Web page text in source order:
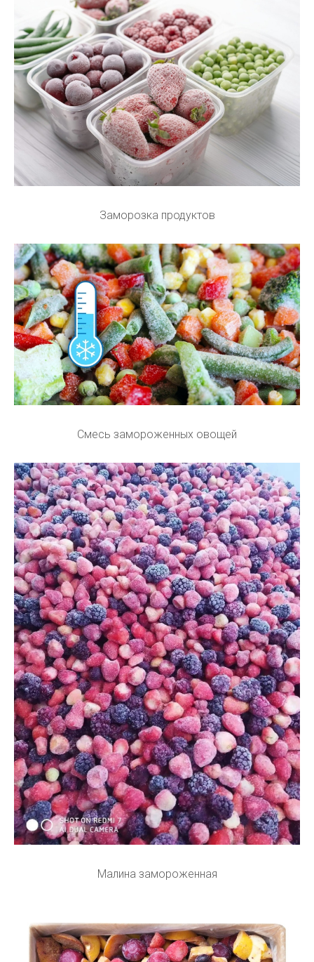
Заморозка продуктов
Смесь замороженных овощей
Малина замороженная